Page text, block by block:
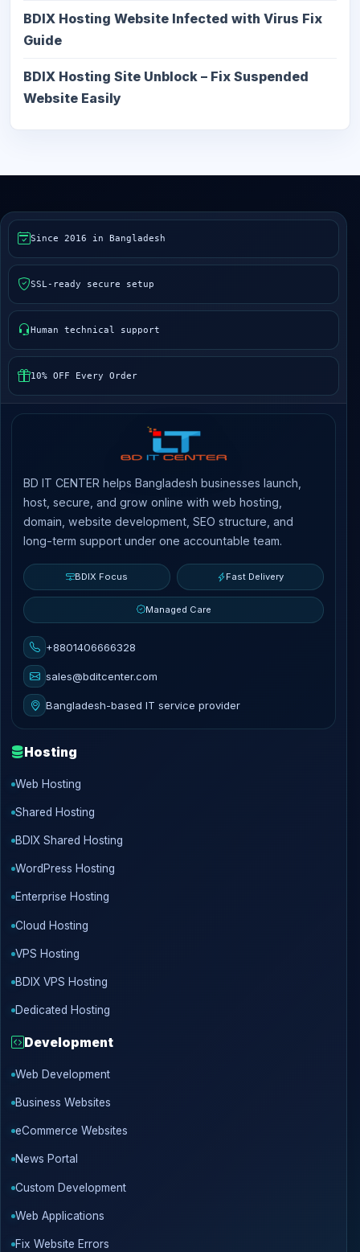
BDIX Hosting Website Infected with Virus Fix
Guide
BDIX Hosting Site Unblock – Fix Suspended
Website Easily
Since 2016 in Bangladesh
SSL-ready secure setup
Human technical support
10% OFF Every Order
BD IT CENTER helps Bangladesh businesses launch,
host, secure, and grow online with web hosting,
domain, website development, SEO structure, and
long-term support under one accountable team.
BDIX Focus Fast Delivery
Managed Care
+8801406666328
sales@bditcenter.com
Bangladesh-based IT service provider
Hosting
Web Hosting
Shared Hosting
BDIX Shared Hosting
WordPress Hosting
Enterprise Hosting
Cloud Hosting
VPS Hosting
BDIX VPS Hosting
Dedicated Hosting
Development
Web Development
Business Websites
eCommerce Websites
News Portal
Custom Development
Web Applications
Fix Website Errors